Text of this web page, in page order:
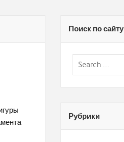
Поиск по сайту
Рубрики